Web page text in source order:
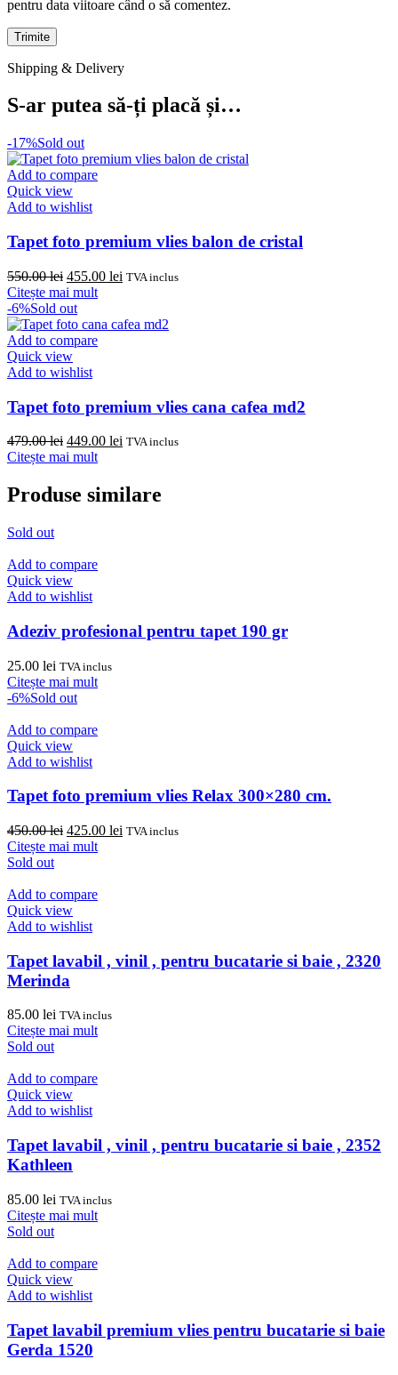
pentru data viitoare când o să comentez.
Shipping & Delivery
S-ar putea să-ți placă și…
-17%Sold out
Add to compare
Quick view
Add to wishlist
Tapet foto premium vlies balon de cristal
550.00lei Prețul
inițial
a
fost:
550.00 lei.
455.00 lei Prețul
455.00 lei.
TVA inclus
Citește mai mult
-6%Sold out
Add to compare
Quick view
Add to wishlist
Tapet foto premium vlies cana cafea md2
479.00lei Prețul
inițial
479.00 lei.
449.00 lei Prețul
449.00 lei.
TVA inclus
Citește mai mult
Produse similare
Sold out
Add to compare
Quick view
Add to wishlist
Adeziv profesional pentru tapet 190 gr
25.00 lei TVA inclus
Citește mai mult
-6%Sold out
Add to compare
Quick view
Add to wishlist
Tapet foto premium vlies Relax 300×280 cm.
450.00lei Prețul
inițial
450.00 lei.
425.00 lei Prețul
TVA inclus
Citește mai mult
Sold out
Add to compare
Quick view
Add to wishlist
Tapet lavabil , vinil , pentru bucatarie si baie , 2320
Merinda
85.00 lei TVA inclus
Citește mai mult
Sold out
Add to compare
Quick view
Add to wishlist
Tapet lavabil , vinil , pentru bucatarie si baie , 2352
Kathleen
85.00 lei TVA inclus
Citește mai mult
Sold out
Add to compare
Quick view
Add to wishlist
Tapet lavabil premium vlies pentru bucatarie si baie
Gerda 1520